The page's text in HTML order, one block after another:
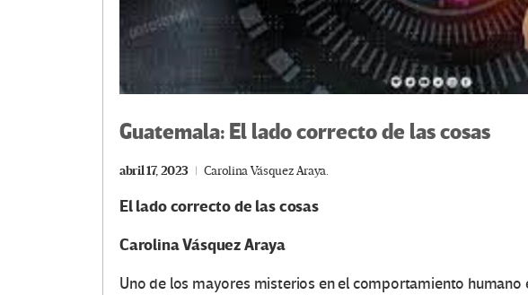
Guatemala: El lado correcto de las cosas
abril 17, 2023 Carolina Vásquez Araya.
El lado correcto de las cosas
Carolina Vásquez Araya
Uno de los mayores misterios en el comportamiento humano